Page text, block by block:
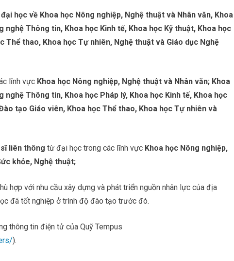
học về Khoa học Nông nghiệp, Nghệ thuật và Nhân văn, Khoa
nghệ Thông tin, Khoa học Kinh tế, Khoa học Kỹ thuật, Khoa học
Thể thao, Khoa học Tự nhiên, Nghệ thuật và Giáo dục Nghệ
lĩnh vực Khoa học Nông nghiệp, Nghệ thuật và Nhân văn; Khoa
nghệ Thông tin, Khoa học Pháp lý, Khoa học Kinh tế, Khoa học
tạo Giáo viên, Khoa học Thể thao, Khoa học Tự nhiên và
liên thông từ đại học trong các lĩnh vực Khoa học Nông nghiệp,
khỏe, Nghệ thuật;
hợp với nhu cầu xây dựng và phát triển nguồn nhân lực của địa
đã tốt nghiệp ở trình độ đào tạo trước đó.
thông tin điện tử của Quỹ Tempus
).